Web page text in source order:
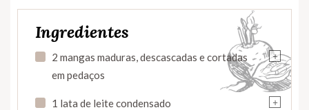
Ingredientes
+
2 mangas maduras, descascadas e cortadas
em pedaços
+
1 lata de leite condensado